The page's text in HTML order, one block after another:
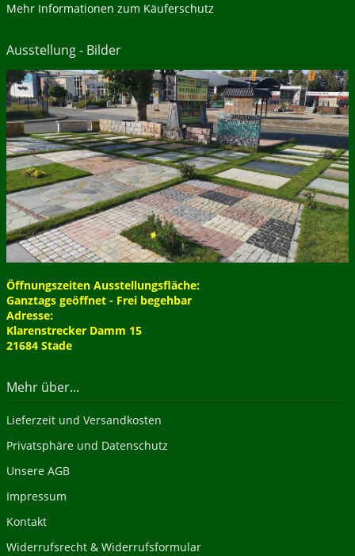
Mehr Informationen zum Käuferschutz
Ausstellung - Bilder
Öffnungszeiten Ausstellungsfläche:
Ganztags geöffnet - Frei begehbar
Adresse:
Klarenstrecker Damm 15
21684 Stade
Mehr über...
Lieferzeit und Versandkosten
Privatsphäre und Datenschutz
Unsere AGB
Impressum
Kontakt
Widerrufsrecht & Widerrufsformular